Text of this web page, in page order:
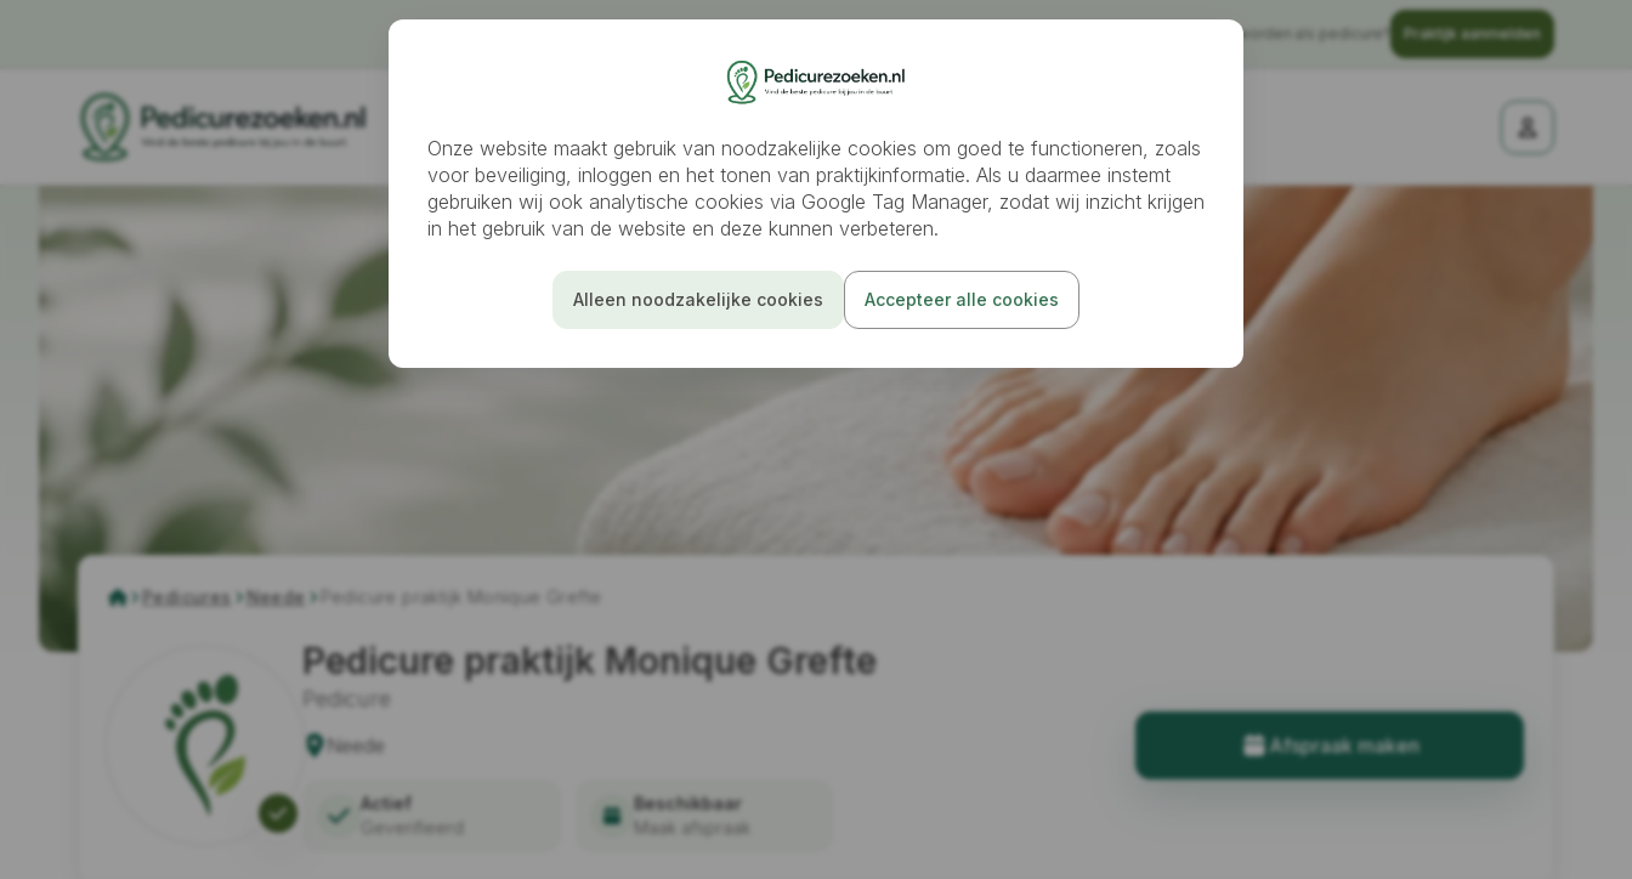
Gratis vindbaar worden als pedicure? Praktijk aanmelden
Pedicures Neede Pedicure praktijk Monique Grefte
Pedicure praktijk Monique Grefte
Pedicure
Neede
Actief
Geverifieerd
Beschikbaar
Maak afspraak
Afspraak maken
Onze website maakt gebruik van noodzakelijke cookies om goed te functioneren, zoals
voor beveiliging, inloggen en het tonen van praktijkinformatie. Als u daarmee instemt
gebruiken wij ook analytische cookies via Google Tag Manager, zodat wij inzicht krijgen
in het gebruik van de website en deze kunnen verbeteren.
Alleen noodzakelijke cookies Accepteer alle cookies